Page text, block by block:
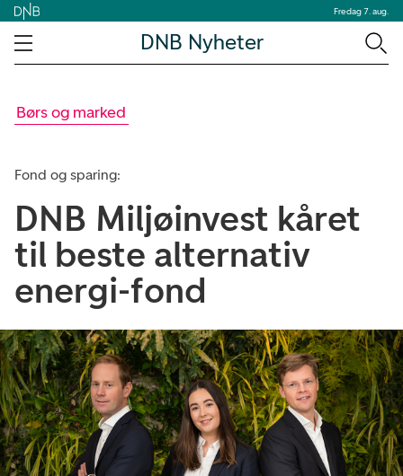
Fredag 7. aug.
DNB Nyheter
Børs og marked
Fond og sparing:
DNB Miljøinvest kåret
til beste alternativ
energi-fond